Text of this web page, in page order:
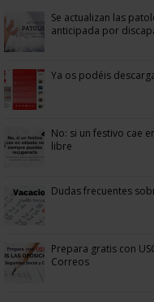
Se actualizan las
anticipada por
Ya os podéis
No: si un festivo cae
libre
Dudas frecuentes
Prepara gratis con
Correos